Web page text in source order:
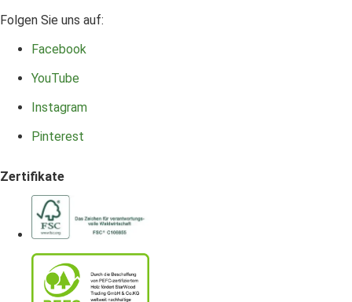
Folgen Sie uns auf:
Facebook
YouTube
Instagram
Pinterest
Zertifikate